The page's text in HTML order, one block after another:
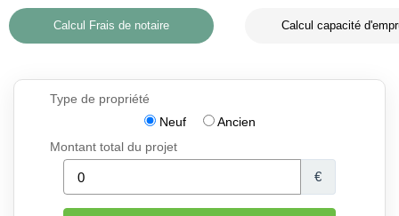
Calcul Frais de notaire Calcul capacité